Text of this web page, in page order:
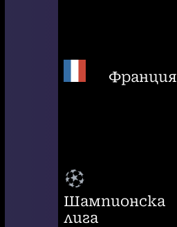
Франция
Шампионска
лига